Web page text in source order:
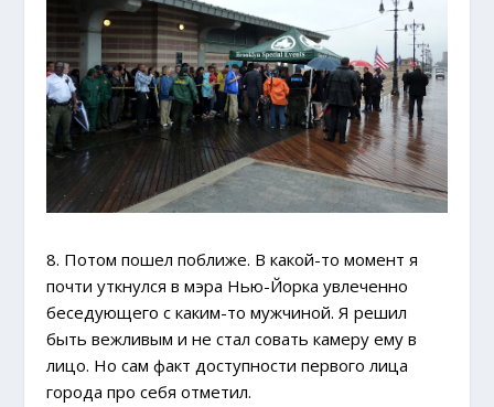
8. Потом пошел поближе. В какой-то момент я
почти уткнулся в мэра Нью-Йорка увлеченно
беседующего с каким-то мужчиной. Я решил
быть вежливым и не стал совать камеру ему в
лицо. Но сам факт доступности первого лица
города про себя отметил.